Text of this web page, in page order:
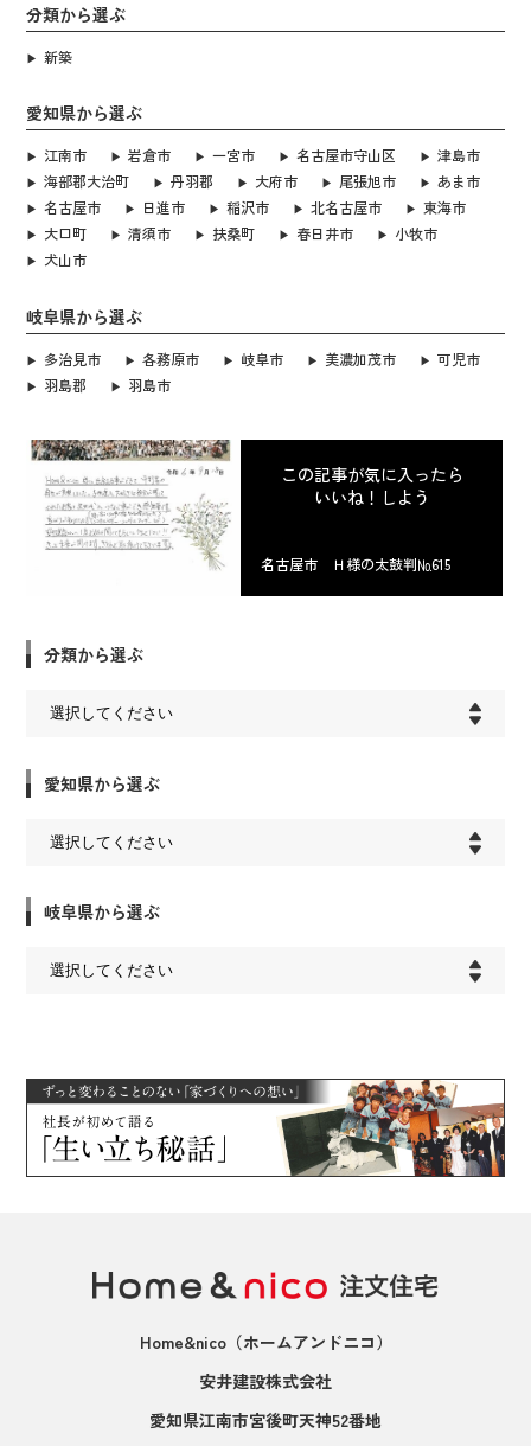
分類から選ぶ
新築
愛知県から選ぶ
江南市 岩倉市 一宮市 名古屋市守山区
津島市
海部郡大治町
丹羽郡 大府市 尾張旭市
あま市
名古屋市
日進市 稲沢市 北名古屋市
東海市
大口町
清須市 扶桑町 春日井市
小牧市
犬山市
岐阜県から選ぶ
多治見市 各務原市 岐阜市 美濃加茂市
可児市
羽島郡
羽島市
この記事が気に入ったら
いいね！しよう
名古屋市 Ｈ様の太鼓判№615
分類から選ぶ
愛知県から選ぶ
岐阜県から選ぶ
Home&nico（ホームアンドニコ）
安井建設株式会社
愛知県江南市宮後町天神52番地